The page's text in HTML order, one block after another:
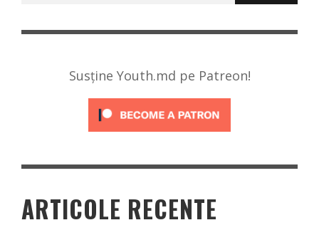
Susține Youth.md pe Patreon!
ARTICOLE RECENTE